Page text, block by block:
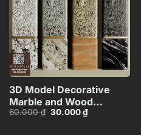
3D Model Decorative
Marble and Wood
Texture
60.000₫ Giá
30.000₫Giá
hiện